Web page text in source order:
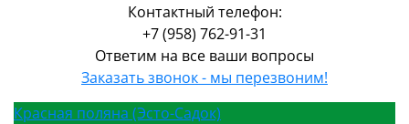
Контактный телефон:
+7 (958) 762-91-31
Ответим на все ваши вопросы
Заказать звонок - мы перезвоним!
Красная поляна (Эсто-Садок)